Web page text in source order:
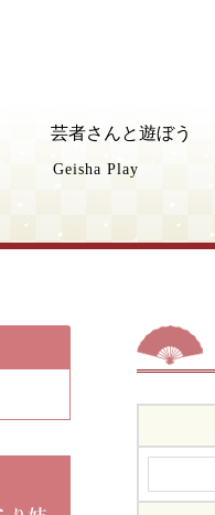
芸者さんと遊ぼう
Geisha Play